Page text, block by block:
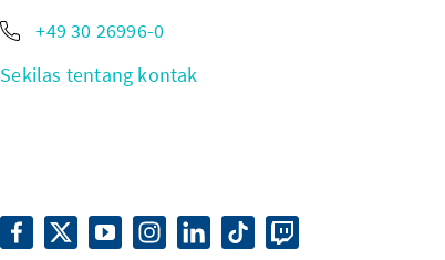
+49 30 26996-0
Sekilas tentang kontak